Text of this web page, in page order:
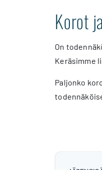
Korot
On
Keräsimme
Paljonko